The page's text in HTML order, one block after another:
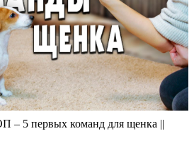
первых команд для щенка ||